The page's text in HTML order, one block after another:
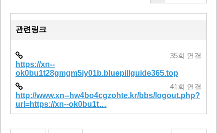
관련링크
https://xn--
ok0bu1t28gmgm5iy01b.bluepillguide365.top
35회 연결
http://www.xn--hw4bo4cgzohte.kr/bbs/logout.php?
url=https://xn--ok0bu1t…
41회 연결